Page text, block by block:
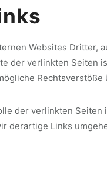
Websites Dritter,
der verlinkten
der verlinkten
derartige Links